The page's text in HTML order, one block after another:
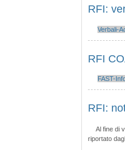
RFI:
Verbali-
RFI
FAST-
RFI:
Al fine di
riportato